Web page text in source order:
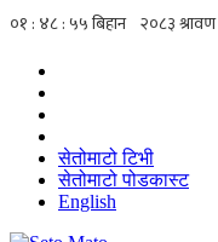
सेतोमाटो टिभी
सेतोमाटो पोडकास्ट
English